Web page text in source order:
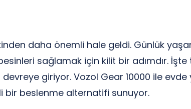
daha önemli hale geldi. Günlük
sağlamak için kilit bir adımdır.
giriyor. Vozol Gear 10000 ile
bir beslenme alternatifi sunuyor.